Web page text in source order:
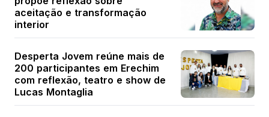
aceitação e transformação
interior
Desperta Jovem reúne mais de
200 participantes em Erechim
com reflexão, teatro e show de
Lucas Montaglia